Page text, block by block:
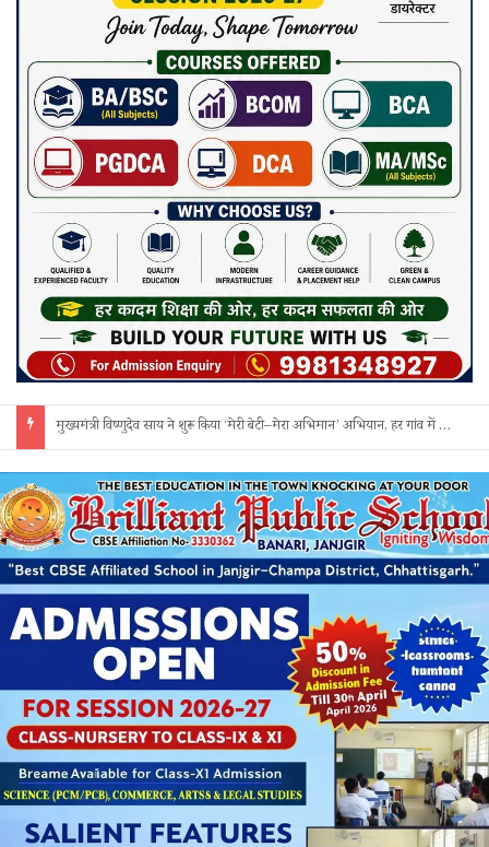
सक्ती: ₹90 लाख की ठगी का खुलासा, एक महिला समेत 3 आरोपी गिरफ्तार